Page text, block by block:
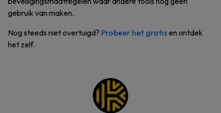
gebruik van maken.
Nog steeds niet overtuigd? Probeer het gratisen ontdek
het zelf.